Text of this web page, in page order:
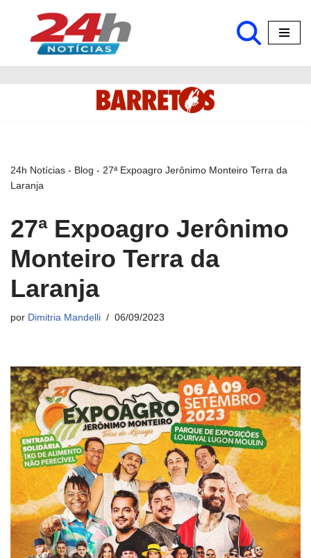
Pular
24h Notícias - Blog - 27ª Expoagro Jerônimo Monteiro Terra da
Laranja
27ª Expoagro Jerônimo
Monteiro Terra da
Laranja
por Dimitria Mandelli 06/09/2023